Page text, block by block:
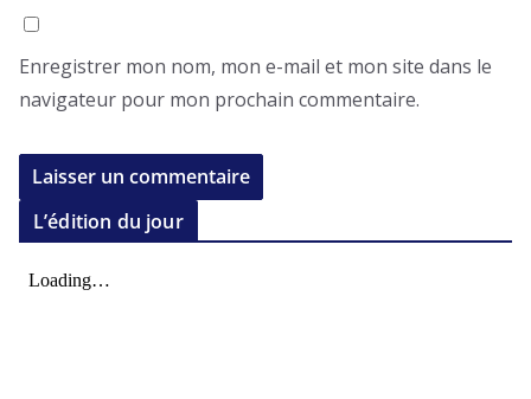
Enregistrer mon nom, mon e-mail et mon site dans le
navigateur pour mon prochain commentaire.
L’édition du jour